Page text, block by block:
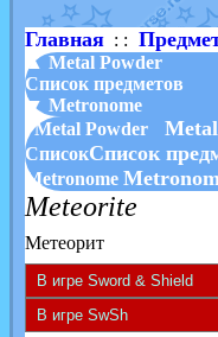
Главная: :
▲ Metal Powder
Список предметов
▼ Metronome
Metal Powder
СписокСписок
Metronome
Meteorite
Метеорит